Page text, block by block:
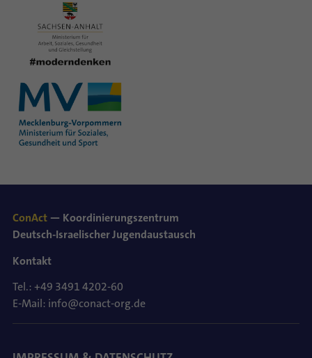
ConAct — Koordinierungszentrum
Deutsch-Israelischer Jugendaustausch
Kontakt
Tel.: +49 3491 4202-60
E-Mail: info@conact-org.de